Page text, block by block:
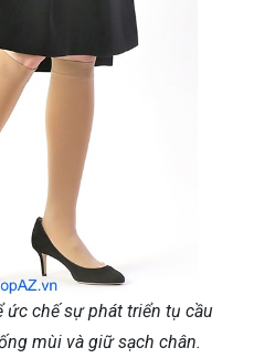
ức chế sự phát triển tụ cầu
mùi và giữ sạch chân.